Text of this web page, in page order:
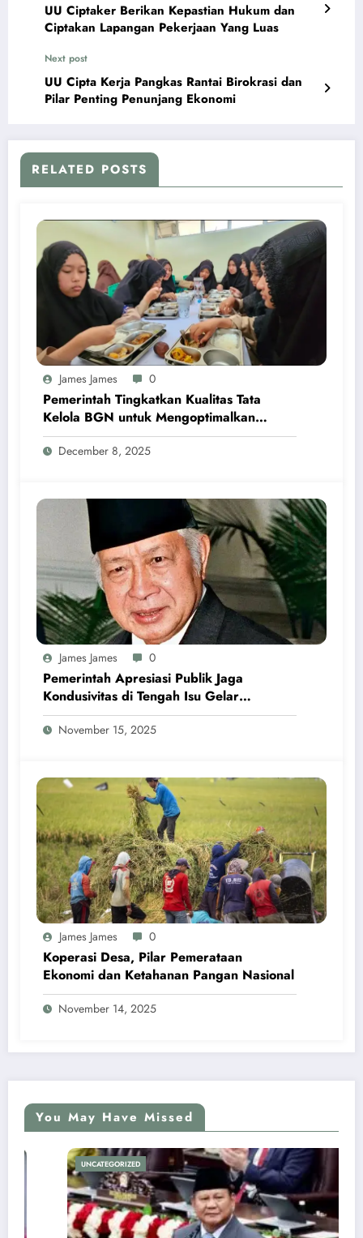
UU Ciptaker Berikan Kepastian Hukum dan
Ciptakan Lapangan Pekerjaan Yang Luas
Next post
UU Cipta Kerja Pangkas Rantai Birokrasi dan
Pilar Penting Penunjang Ekonomi
RELATED POSTS
James James 0
Pemerintah Tingkatkan Kualitas Tata
Kelola BGN untuk Mengoptimalkan
Program MBG
December 8, 2025
James James 0
Pemerintah Apresiasi Publik Jaga
Kondusivitas di Tengah Isu Gelar
Pahlawan Soeharto
November 15, 2025
James James 0
Koperasi Desa, Pilar Pemerataan
Ekonomi dan Ketahanan Pangan Nasional
November 14, 2025
You May Have Missed
UNCATEGORIZED